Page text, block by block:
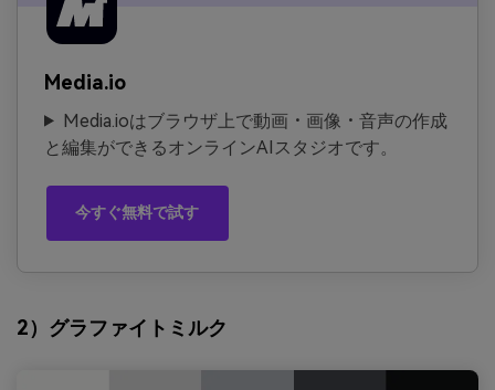
Media.io
Media.ioはブラウザ上で動画・画像・音声の作成
と編集ができるオンラインAIスタジオです。
今すぐ無料で試す
2）グラファイトミルク